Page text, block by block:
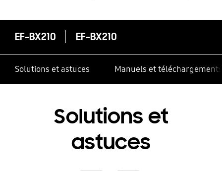
EF-BX210 EF-BX210
Solutions et astuces Manuels et téléchargements
Solutions et
astuces